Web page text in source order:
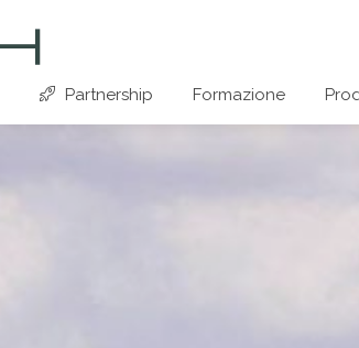
Partnership Formazione